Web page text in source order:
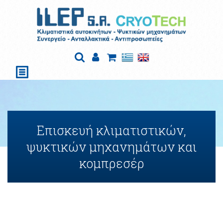
Επισκευή κλιματιστικών,
ψυκτικών μηχανημάτων και
κομπρεσέρ